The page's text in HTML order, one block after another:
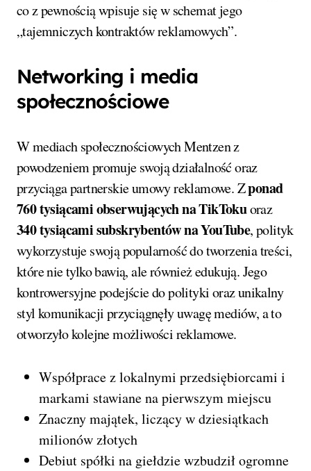
co z pewnością wpisuje się w schemat jego
„tajemniczych kontraktów reklamowych”.
Networking i media
społecznościowe
W mediach społecznościowych Mentzen z
powodzeniem promuje swoją działalność oraz
przyciąga partnerskie umowy reklamowe. Zponad
760 tysiącami obserwujących na TikTokuoraz
340 tysiącami subskrybentów na YouTube, polityk
wykorzystuje swoją popularność do tworzenia treści,
które nie tylko bawią, ale również edukują. Jego
kontrowersyjne podejście do polityki oraz unikalny
styl komunikacji przyciągnęły uwagę mediów, a to
otworzyło kolejne możliwości reklamowe.
Współprace z lokalnymi przedsiębiorcami i
markami stawiane na pierwszym miejscu
Znaczny majątek, liczący w dziesiątkach
milionów złotych
Debiut spółki na giełdzie wzbudził ogromne